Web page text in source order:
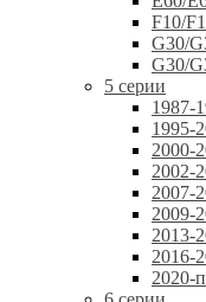
F10/
G30/
G30/
5 серии
1987-
1995-
2000-
2002-
2007-
2009-
2013-
2016-
2020-